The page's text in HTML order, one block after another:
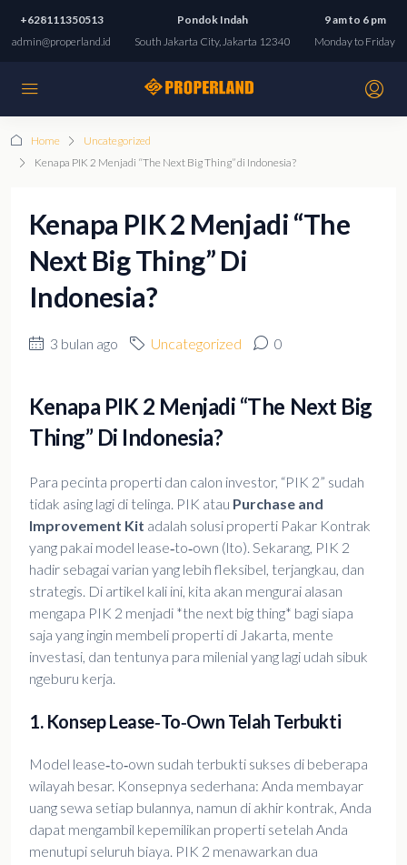
+628111350513
admin@properland.id
Pondok Indah
South Jakarta City, Jakarta 12340
9 am to 6 pm
Monday to Friday
Home
Uncategorized
Kenapa PIK 2 Menjadi “The Next Big Thing” di Indonesia?
Kenapa PIK 2 Menjadi “The
Next Big Thing” Di
Indonesia?
3 bulan ago Uncategorized 0
Kenapa PIK 2 Menjadi “The Next Big
Thing” Di Indonesia?
Para pecinta properti dan calon investor, “PIK 2” sudah
tidak asing lagi di telinga. PIK atau Purchase and
Improvement Kit adalah solusi properti Pakar Kontrak
yang pakai model lease‑to‑own (lto). Sekarang, PIK 2
hadir sebagai varian yang lebih fleksibel, terjangkau, dan
strategis. Di artikel kali ini, kita akan mengurai alasan
mengapa PIK 2 menjadi *the next big thing* bagi siapa
saja yang ingin membeli properti di Jakarta, mente
investasi, dan tentunya para milenial yang lagi udah sibuk
ngeburu kerja.
1. Konsep Lease‑to‑Own Telah Terbukti
Model lease‑to‑own sudah terbukti sukses di beberapa
wilayah besar. Konsepnya sederhana: Anda membayar
uang sewa setiap bulannya, namun di akhir kontrak, Anda
dapat mengambil kepemilikan properti setelah Anda
menutupi seluruh biaya. PIK 2 menawarkan dua